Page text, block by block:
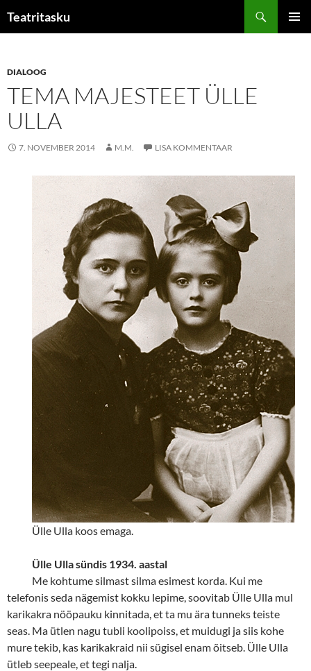
sisu
Teatritasku
DIALOOG
TEMA MAJESTEET ÜLLE
ULLA
7. NOVEMBER 2014 M.M. LISA KOMMENTAAR
Ülle Ulla koos emaga.
Ülle Ulla sündis 1934. aastal
Me kohtume silmast silma esimest korda. Kui me
telefonis seda nägemist kokku lepime, soovitab Ülle Ulla mul
karikakra nööpauku kinnitada, et ta mu ära tunneks teiste
seas. Ma ütlen nagu tubli koolipoiss, et muidugi ja siis kohe
mure tekib, kas karikakraid nii sügisel enam õitseb. Ülle Ulla
ütleb seepeale, et tegi nalja.